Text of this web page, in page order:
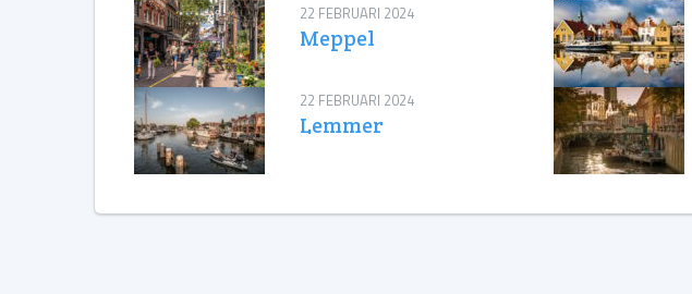
22 FEBRUARI 2024
Meppel
22 FEBRUARI 2024
Lemmer